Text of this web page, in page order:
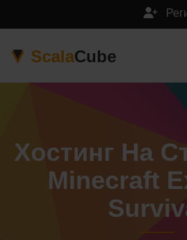
ScalaCube
Хостинг На
Minecraft